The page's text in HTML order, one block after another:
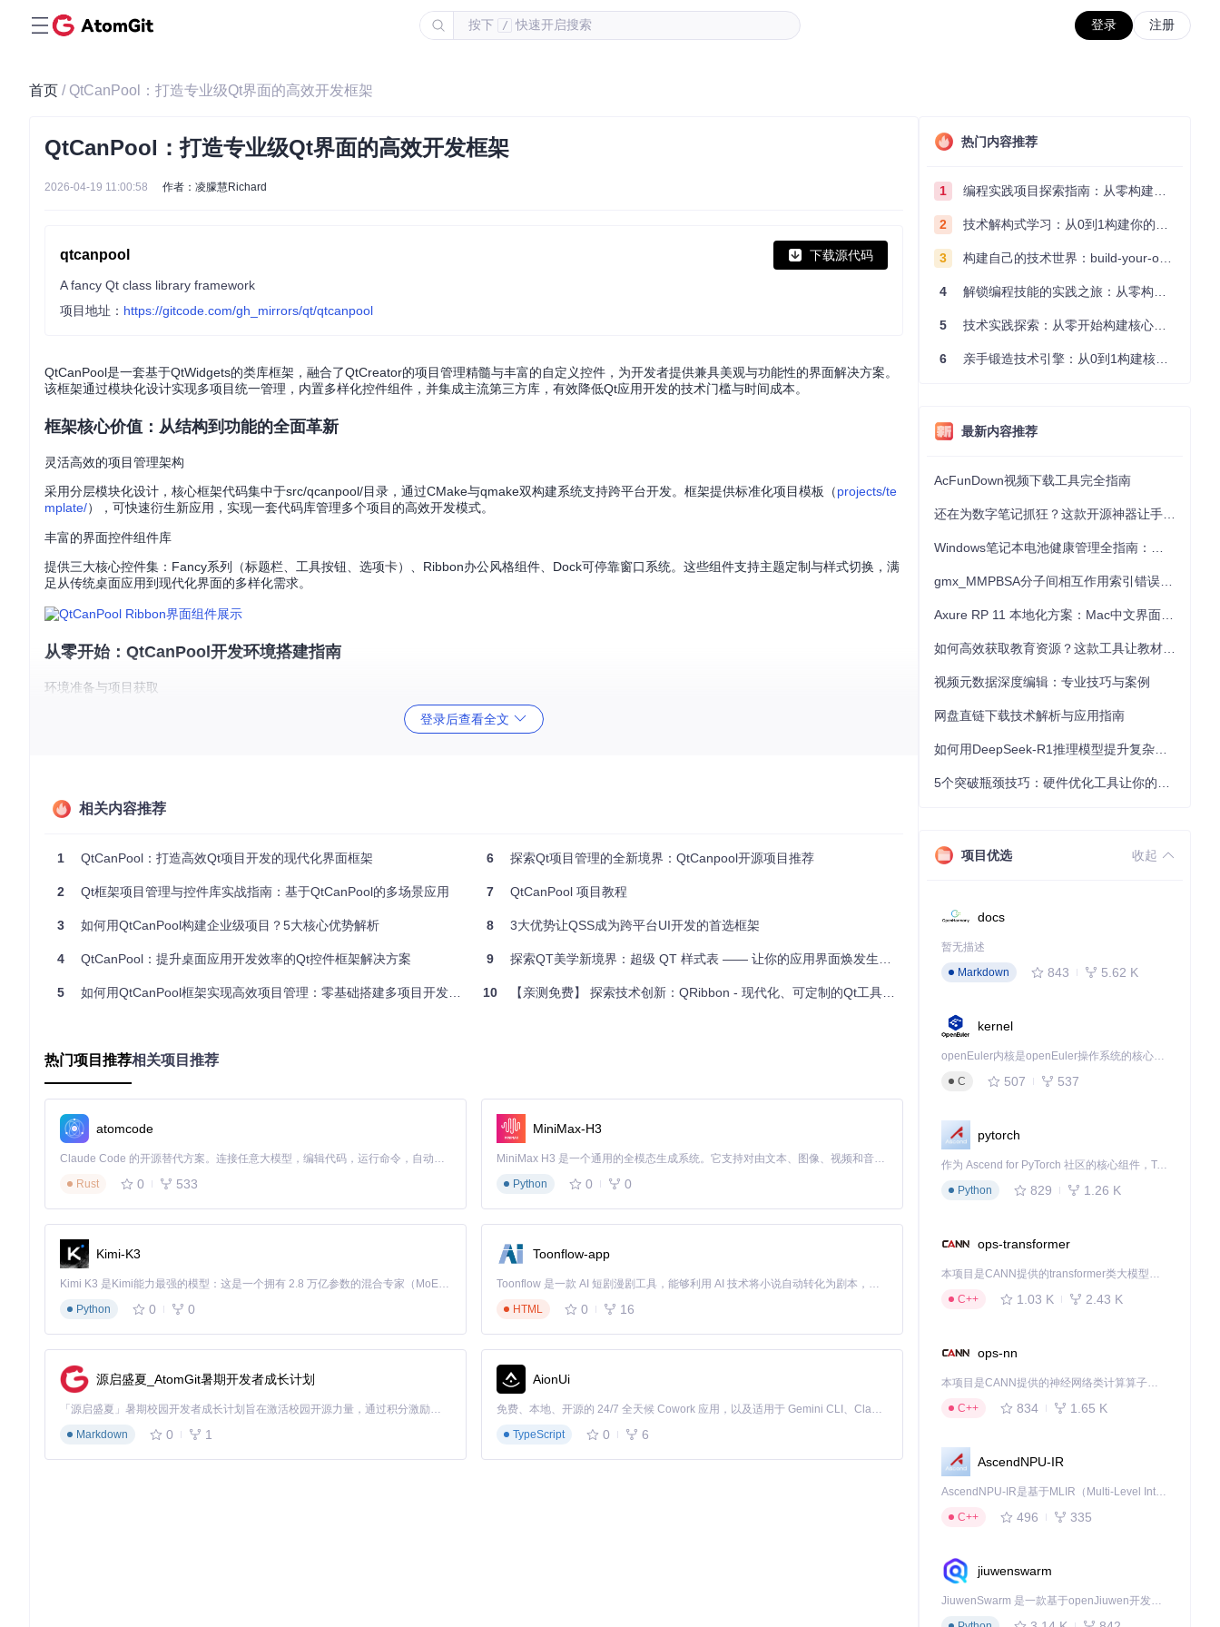
按下 / 快速开启搜索 登录 注册
首页 / QtCanPool：打造专业级Qt界面的高效开发框架
QtCanPool：打造专业级Qt界面的高效开发框架
2026-04-19 11:00:58 作者：凌朦慧Richard
qtcanpool 下载源代码
A fancy Qt class library framework
项目地址： https://gitcode.com/gh_mirrors/qt/qtcanpool
QtCanPool是一套基于QtWidgets的类库框架，融合了QtCreator的项目管理精髓与丰富的自定义控件，为开发者提供兼具美观与功能性的界面解决方案。
该框架通过模块化设计实现多项目统一管理，内置多样化控件组件，并集成主流第三方库，有效降低Qt应用开发的技术门槛与时间成本。
框架核心价值：从结构到功能的全面革新
灵活高效的项目管理架构
采用分层模块化设计，核心框架代码集中于src/qcanpool/目录，通过CMake与qmake双构建系统支持跨平台开发。框架提供标准化项目模板（projects/te
mplate/），可快速衍生新应用，实现一套代码库管理多个项目的高效开发模式。
丰富的界面控件组件库
提供三大核心控件集：Fancy系列（标题栏、工具按钮、选项卡）、Ribbon办公风格组件、Dock可停靠窗口系统。这些组件支持主题定制与样式切换，满
足从传统桌面应用到现代化界面的多样化需求。
从零开始：QtCanPool开发环境搭建指南
环境准备与项目获取
确保系统已安装Qt 5.14.2/5.15.2/6.5.3（推荐5.15.2 LTS版本）及对应编译器（MinGW 8.1或MSVC2019 64位）。通过以下命令获取项目源码：
使用Qt Creator打开根目录下的
选择合适的构建套件（Kit），建议使用Qt 5.15.2 MinGW 64-bit
利用Dock系统创建灵活的窗口布局，支持面板拖拽、停靠与自动隐藏。核心实现位于
src/libs/qxdock/ ，通过DockManager类可轻松管理复杂窗口结构：
框架已预置Boost、FFmpeg等第三方库接口（
注意版本兼容性（Boost建议1.74+，FFmpeg建议4.4+）
通过 QX_MODULE宏管理模块依赖
常见问题与解决方案
界面样式错乱
解决方案：确认QSS文件正确加载，可通过 QApplication::setStyleSheet() 手动指定样式文件，推荐使用框架提供的 flatdark.css （位于demos/q
canpool/fancydemo/res/qss/
控件显示异常
解决方案
等对应头文件；确保使用Q_OBJECT宏并运行moc预编译。
进阶拓展：从应用到定制的深度探索
自定义控件开发
登录后查看全文
相关内容推荐
1 QtCanPool：打造高效Qt项目开发的现代化界面框架
2 Qt框架项目管理与控件库实战指南：基于QtCanPool的多场景应用
3 如何用QtCanPool构建企业级项目？5大核心优势解析
4 QtCanPool：提升桌面应用开发效率的Qt控件框架解决方案
5 如何用QtCanPool框架实现高效项目管理：零基础搭建多项目开发体系
6 探索Qt项目管理的全新境界：QtCanpool开源项目推荐
7 QtCanPool 项目教程
8 3大优势让QSS成为跨平台UI开发的首选框架
9 探索QT美学新境界：超级 QT 样式表 —— 让你的应用界面焕发生机！
10 【亲测免费】 探索技术创新：QRibbon - 现代化、可定制的Qt工具栏库
热门项目推荐相关项目推荐
atomcode
Claude Code 的开源替代方案。连接任意大模型，编辑代码，运行命令，自动验证 — 全自动执行。用 Rust 构建，极致性能。 ｜ An open-source alternative to Claude Code. Connect any LLM, edit code, run commands, and verify changes — autonomously. Built in Rust for speed. Get Started
Rust
0 533
MiniMax-H3
MiniMax H3 是一个通用的全模态生成系统。它支持对由文本、图像、视频和音频组成的多模态上下文进行统一理解，并能生成分辨率高达 2K、时长可达 15 秒的带原生立体声音频的视频。得益于面向任务泛化的系统设计，H3 在预训练阶段就已具备广泛的多模态上下文理解与生成能力，能够出色地执行复杂的多模态指令。
Python
0 0
Kimi-K3
Kimi K3 是Kimi能力最强的模型：这是一个拥有 2.8 万亿参数的混合专家（MoE）模型，具备原生视觉理解能力，并支持 100 万 token 的上下文窗口。
Python
0 0
Toonflow-app
Toonflow 是一款 AI 短剧漫剧工具，能够利用 AI 技术将小说自动转化为剧本，并结合 AI 生成的图片和视频，实现高效的短剧创作。借助 Toonflow，可以轻松完成从文字到影像的全流程，让短剧制作变得更加智能与便捷。
HTML
0 16
源启盛夏_AtomGit暑期开发者成长计划
「源启盛夏」暑期校园开发者成长计划旨在激活校园开源力量，通过积分激励、认证扶持、资源倾斜等形式，引导高校组织和开发者完成「入驻 — 建项目 — 做贡献 — 获认证 — 得资源」的完整闭环。无论你是想带领社团入驻平台的组织者，还是希望用代码贡献证明自己的开发者，都能在这里找到属于你的成长路径。
Markdown
0 1
AionUi
免费、本地、开源的 24/7 全天候 Cowork 应用，以及适用于 Gemini CLI、Claude Code、Codex、OpenCode、Qwen Code、Goose CLI、Auggie 等的 OpenClaw | 🌟 喜欢就点star吧
TypeScript
0 6
热门内容推荐
1 编程实践项目探索指南：从零构建技术能力体系
2 技术解构式学习：从0到1构建你的编程知识体系
3 构建自己的技术世界：build-your-own-x项目的实践探索指南
4 解锁编程技能的实践之旅：从零构建你的技术世界
5 技术实践探索：从零开始构建核心系统的实践指南
6 亲手锻造技术引擎：从0到1构建核心系统的实践指南
最新内容推荐
AcFunDown视频下载工具完全指南
视频元数据深度编辑：专业技巧与案例
网盘直链下载技术解析与应用指南
项目优选 收起
docs
暂无描述
Markdown
843 5.62 K
kernel
openEuler内核是openEuler操作系统的核心，既是系统性能与稳定性的基石，也是连接处理器、设备与服务的桥梁。
C
507 537
pytorch
作为 Ascend for PyTorch 社区的核心组件，TorchNPU 是昇腾专为 PyTorch 打造的深度学习适配插件，使 PyTorch 框架能够直接调用昇腾 NPU，为开发者提供昇腾 AI 处理器的超强算力。
Python
829 1.26 K
ops-transformer
本项目是CANN提供的transformer类大模型算子库，实现网络在NPU上加速计算。
C++
1.03 K 2.43 K
ops-nn
本项目是CANN提供的神经网络类计算算子库，实现网络在NPU上加速计算。
C++
834 1.65 K
AscendNPU-IR
AscendNPU-IR是基于MLIR（Multi-Level Intermediate Representation）构建的，面向昇腾亲和算子编译时使用的中间表示，提供昇腾完备表达能力，通过编译优化提升昇腾AI处理器计算效率，支持通过生态框架使能昇腾AI处理器与深度调优
C++
496 335
jiuwenswarm
JiuwenSwarm 是一款基于openJiuwen开发的智能AI Agent，它能够将大语言模型的强大能力，通过你日常使用的各类通讯应用，直接延伸至你的指尖。